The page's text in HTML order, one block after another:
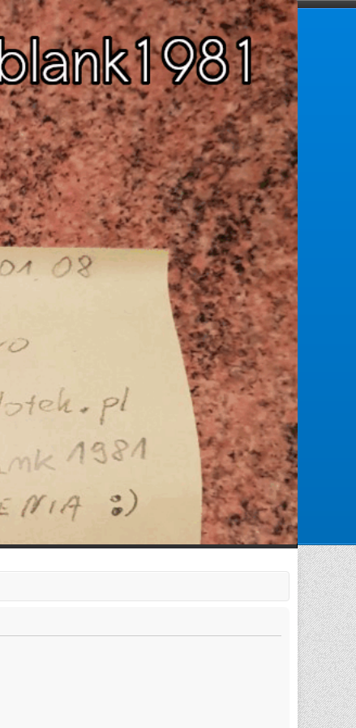
Zaloguj się
Zarejestruj się